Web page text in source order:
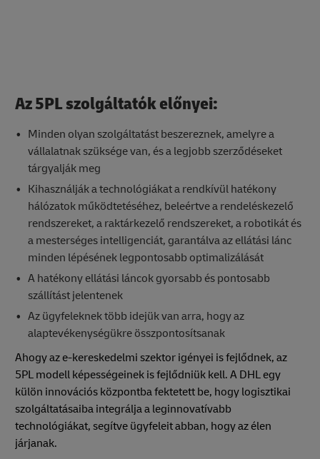
Az 5PL szolgáltatók előnyei:
Minden olyan szolgáltatást beszereznek, amelyre a
vállalatnak szüksége van, és a legjobb szerződéseket
tárgyalják meg
Kihasználják a technológiákat a rendkívül hatékony
hálózatok működtetéséhez, beleértve a rendeléskezelő
rendszereket, a raktárkezelő rendszereket, a robotikát és
a mesterséges intelligenciát, garantálva az ellátási lánc
minden lépésének legpontosabb optimalizálását
A hatékony ellátási láncok gyorsabb és pontosabb
szállítást jelentenek
Az ügyfeleknek több idejük van arra, hogy az
alaptevékenységükre összpontosítsanak
Ahogy az e-kereskedelmi szektor igényei is fejlődnek, az
5PL modell képességeinek is fejlődniük kell. A DHL egy
külön innovációs központba fektetett be, hogy logisztikai
szolgáltatásaiba integrálja a leginnovatívabb
technológiákat, segítve ügyfeleit abban, hogy az élen
járjanak.